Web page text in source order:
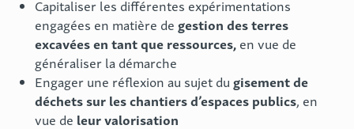
Capitaliser les différentes expérimentations
engagées en matière de gestion des terres
excavées en tant que ressources, en vue de
généraliser la démarche
Engager une réflexion au sujet du gisement de
déchets sur les chantiers d’espaces publics, en
vue de leur valorisation